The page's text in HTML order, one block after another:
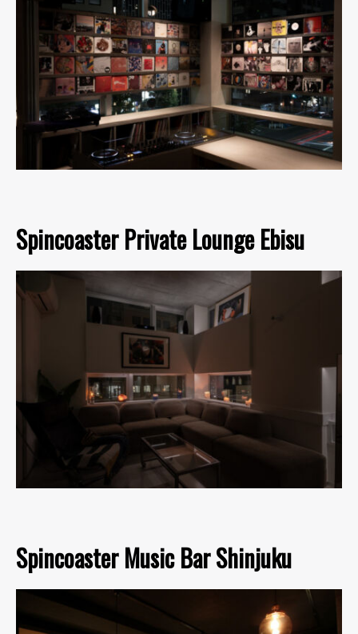
Spincoaster Private Lounge Ebisu
Spincoaster Music Bar Shinjuku